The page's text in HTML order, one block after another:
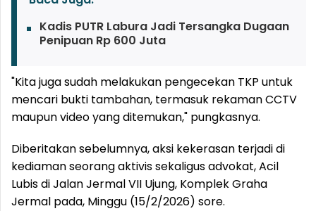
Kadis PUTR Labura Jadi Tersangka Dugaan
Penipuan Rp 600 Juta
"Kita juga sudah melakukan pengecekan TKP untuk
mencari bukti tambahan, termasuk rekaman CCTV
maupun video yang ditemukan," pungkasnya.
Diberitakan sebelumnya, aksi kekerasan terjadi di
kediaman seorang aktivis sekaligus advokat, Acil
Lubis di Jalan Jermal VII Ujung, Komplek Graha
Jermal pada, Minggu (15/2/2026) sore.